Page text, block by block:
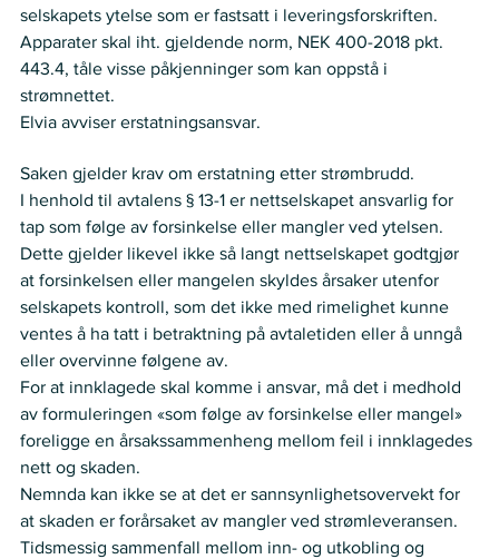
selskapets ytelse som er fastsatt i leveringsforskriften.
Apparater skal iht. gjeldende norm, NEK 400-2018 pkt.
443.4, tåle visse påkjenninger som kan oppstå i
strømnettet.
Elvia avviser erstatningsansvar.
Saken gjelder krav om erstatning etter strømbrudd.
I henhold til avtalens § 13-1 er nettselskapet ansvarlig for
tap som følge av forsinkelse eller mangler ved ytelsen.
Dette gjelder likevel ikke så langt nettselskapet godtgjør
at forsinkelsen eller mangelen skyldes årsaker utenfor
selskapets kontroll, som det ikke med rimelighet kunne
ventes å ha tatt i betraktning på avtaletiden eller å unngå
eller overvinne følgene av.
For at innklagede skal komme i ansvar, må det i medhold
av formuleringen «som følge av forsinkelse eller mangel»
foreligge en årsakssammenheng mellom feil i innklagedes
nett og skaden.
Nemnda kan ikke se at det er sannsynlighetsovervekt for
at skaden er forårsaket av mangler ved strømleveransen.
Tidsmessig sammenfall mellom inn- og utkobling og